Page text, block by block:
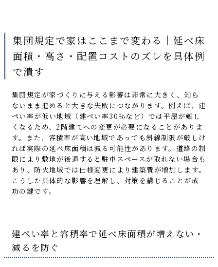
集団規定で家はここまで変わる｜延べ床
面積・高さ・配置コストのズレを具体例
で潰す
集団規定が家づくりに与える影響は非常に大きく、知ら
ないまま進めると大きな失敗につながります。例えば、建
ぺい率が低い地域（建ぺい率30％など）では平屋が難し
くなるため、2階建てへの変更が必要になることがありま
す。また、容積率が高い地域であっても斜線制限が厳しけ
れば実際の延べ床面積は減る可能性があります。道路の制
限により敷地が後退すると駐車スペースが取れない場合も
あり、防火地域では仕様変更により建築費が増加します。
こうした具体的な影響を理解し、対策を講じることが成
功の鍵です。
建ぺい率と容積率で延べ床面積が増えない・
減るを防ぐ